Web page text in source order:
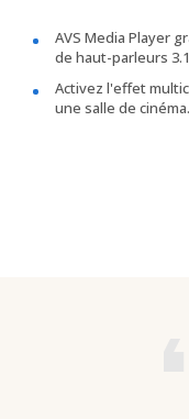
AVS Media Player
de haut-parleurs
Activez l'effet
une salle de cinéma.